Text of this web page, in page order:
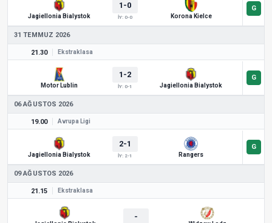
Jagiellonia Bialystok
1-0
İY: 0-0 Korona Kielce
31 TEMMUZ 2026
21.30 Ekstraklasa
Motor Lublin
1-2
İY: 0-1 Jagiellonia Bialystok
06 AĞUSTOS 2026
19.00 Avrupa Ligi
Jagiellonia Bialystok
2-1
İY: 2-1 Rangers
09 AĞUSTOS 2026
21.15 Ekstraklasa
-